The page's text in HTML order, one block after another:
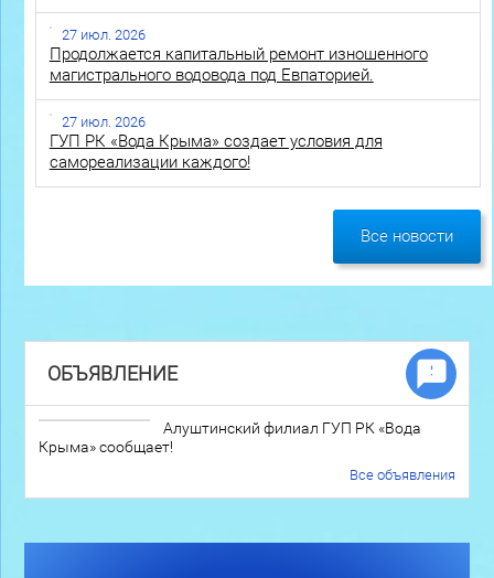
27 июл. 2026
Продолжается капитальный ремонт изношенного
магистрального водовода под Евпаторией.
27 июл. 2026
ГУП РК «Вода Крыма» создает условия для
самореализации каждого!
Все новости
ОБЪЯВЛЕНИЕ
Алуштинский филиал ГУП РК «Вода
Крыма» сообщает!
Все объявления